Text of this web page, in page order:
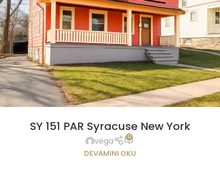
SY 151 PAR Syracuse New York
vega 0
DEVAMINI OKU